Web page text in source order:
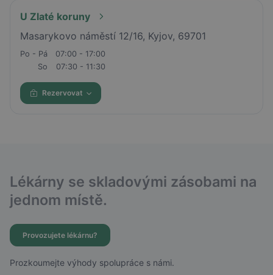
U Zlaté koruny
Masarykovo náměstí 12/16, Kyjov, 69701
Po - Pá
07:00 - 17:00
So
07:30 - 11:30
Rezervovat
Lékárny se skladovými zásobami na
jednom místě.
Provozujete lékárnu?
Prozkoumejte výhody spolupráce s námi.